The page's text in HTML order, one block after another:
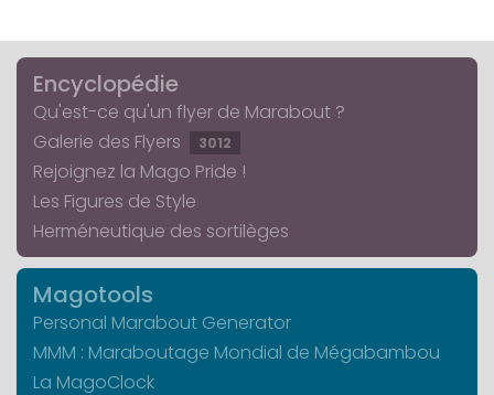
Encyclopédie
Qu'est-ce qu'un flyer de Marabout ?
Galerie des Flyers
3012
Rejoignez la Mago Pride !
Les Figures de Style
Herméneutique des sortilèges
Magotools
Personal Marabout Generator
MMM : Maraboutage Mondial de Mégabambou
La MagoClock